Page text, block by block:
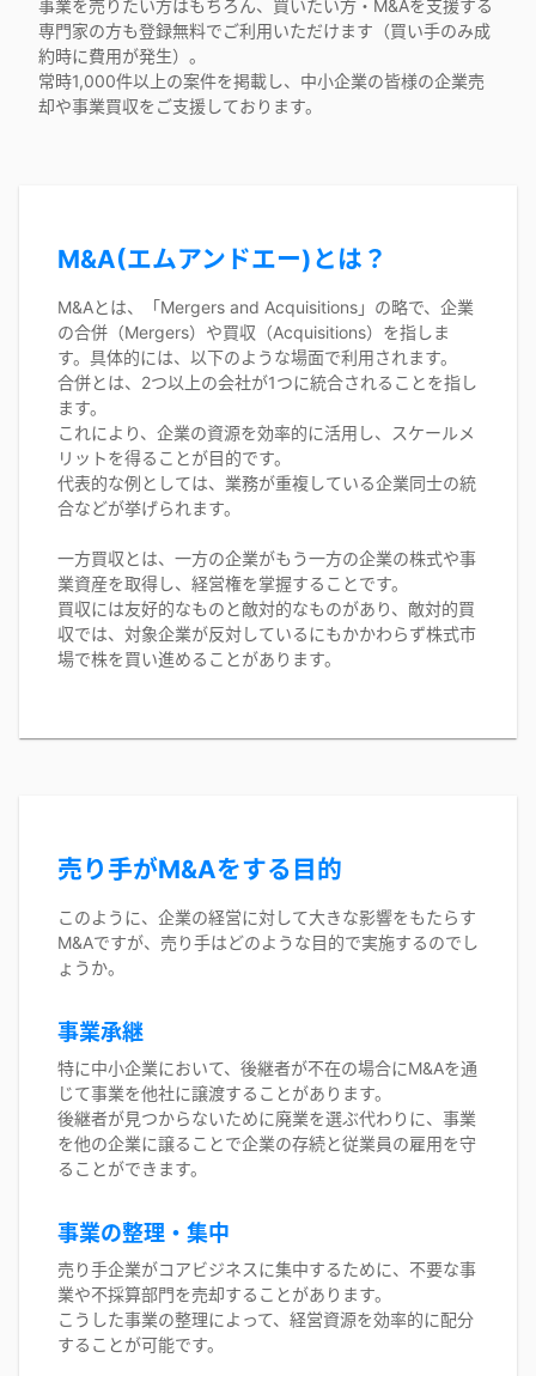
事業を売りたい方はもちろん、買いたい方・M&Aを支援する
専門家の方も登録無料でご利用いただけます（買い手のみ成
約時に費用が発生）。
常時1,000件以上の案件を掲載し、中小企業の皆様の企業売
却や事業買収をご支援しております。
M&A(エムアンドエー)とは？
M&Aとは、「Mergers and Acquisitions」の略で、企業
の合併（Mergers）や買収（Acquisitions）を指しま
す。具体的には、以下のような場面で利用されます。
合併とは、2つ以上の会社が1つに統合されることを指し
ます。
これにより、企業の資源を効率的に活用し、スケールメ
リットを得ることが目的です。
代表的な例としては、業務が重複している企業同士の統
合などが挙げられます。
一方買収とは、一方の企業がもう一方の企業の株式や事
業資産を取得し、経営権を掌握することです。
買収には友好的なものと敵対的なものがあり、敵対的買
収では、対象企業が反対しているにもかかわらず株式市
場で株を買い進めることがあります。
売り手がM&Aをする目的
このように、企業の経営に対して大きな影響をもたらす
M&Aですが、売り手はどのような目的で実施するのでし
ょうか。
事業承継
特に中小企業において、後継者が不在の場合にM&Aを通
じて事業を他社に譲渡することがあります。
後継者が見つからないために廃業を選ぶ代わりに、事業
を他の企業に譲ることで企業の存続と従業員の雇用を守
ることができます。
事業の整理・集中
売り手企業がコアビジネスに集中するために、不要な事
業や不採算部門を売却することがあります。
こうした事業の整理によって、経営資源を効率的に配分
することが可能です。